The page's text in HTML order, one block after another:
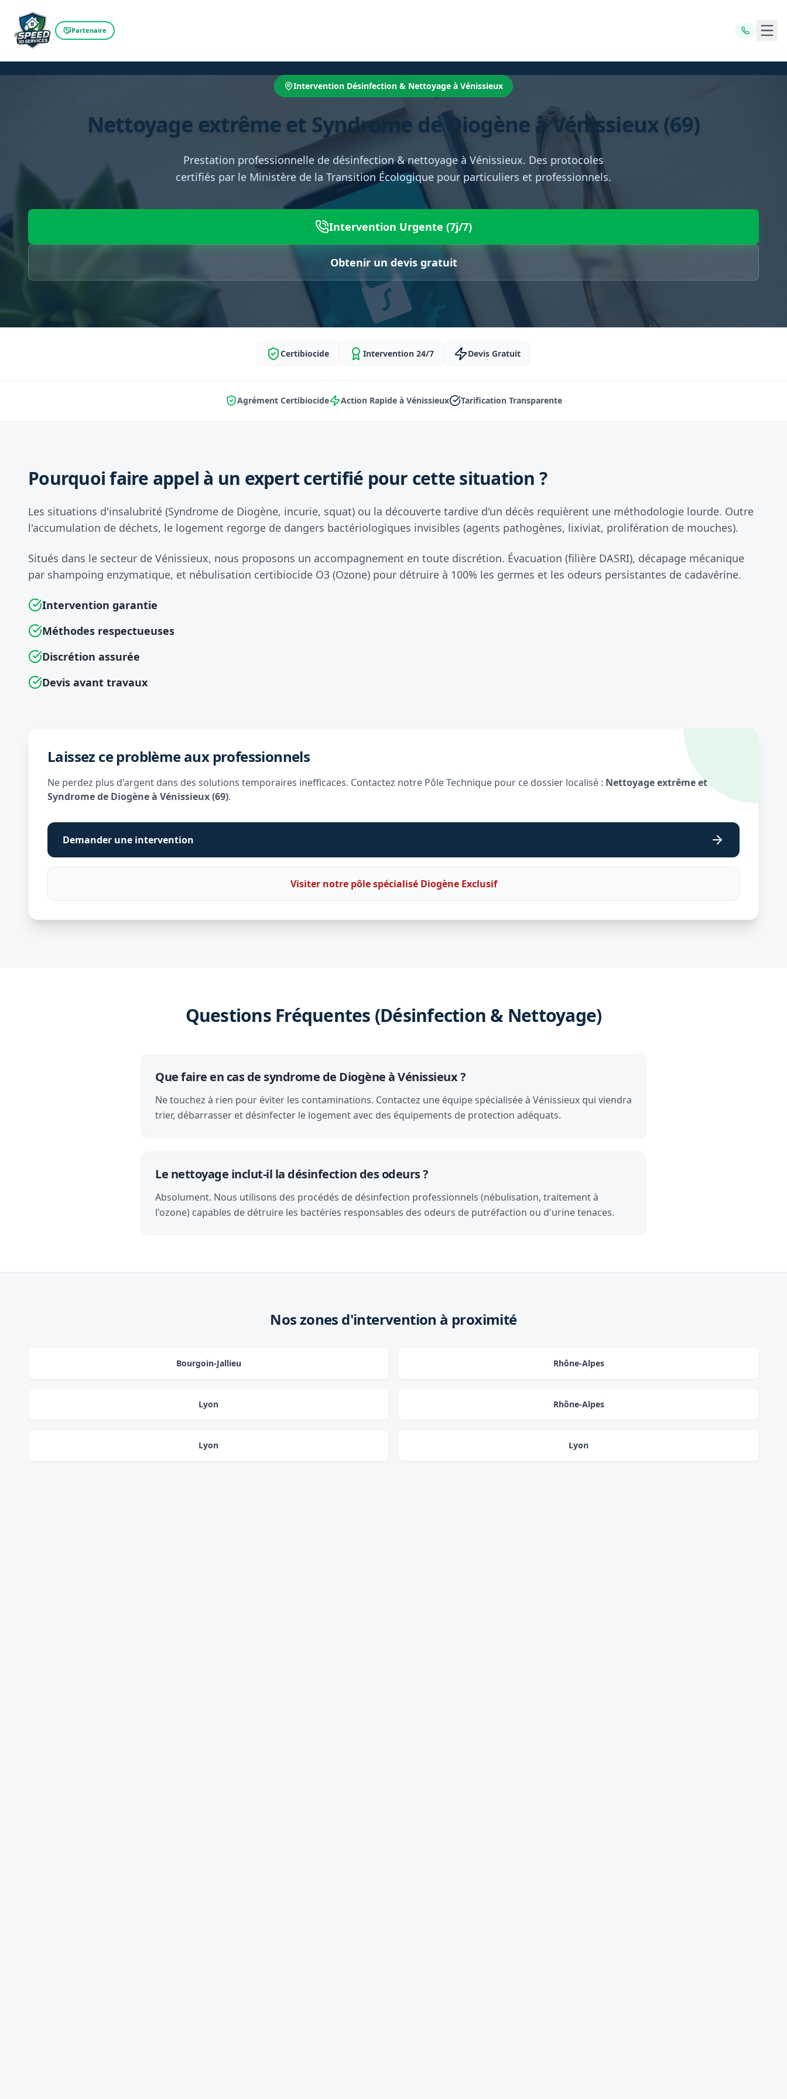
Partenaire
Intervention Désinfection & Nettoyage à Vénissieux
Nettoyage extrême et Syndrome de Diogène à Vénissieux (69)
Prestation professionnelle de désinfection & nettoyage à Vénissieux. Des protocoles
certifiés par le Ministère de la Transition Écologique pour particuliers et professionnels.
Intervention Urgente (7j/7)
Obtenir un devis gratuit
Certibiocide Intervention 24/7 Devis Gratuit
Agrément Certibiocide Action Rapide à Vénissieux Tarification Transparente
Pourquoi faire appel à un expert certifié pour cette situation ?
Les situations d'insalubrité (Syndrome de Diogène, incurie, squat) ou la découverte tardive d'un décès requièrent une méthodologie lourde. Outre
l'accumulation de déchets, le logement regorge de dangers bactériologiques invisibles (agents pathogènes, lixiviat, prolifération de mouches).
Situés dans le secteur de Vénissieux, nous proposons un accompagnement en toute discrétion. Évacuation (filière DASRI), décapage mécanique
par shampoing enzymatique, et nébulisation certibiocide O3 (Ozone) pour détruire à 100% les germes et les odeurs persistantes de cadavérine.
Intervention garantie
Méthodes respectueuses
Discrétion assurée
Devis avant travaux
Laissez ce problème aux professionnels
Ne perdez plus d'argent dans des solutions temporaires inefficaces. Contactez notre Pôle Technique pour ce dossier localisé : Nettoyage extrême et
Syndrome de Diogène à Vénissieux (69).
Demander une intervention
Visiter notre pôle spécialisé Diogène Exclusif
Questions Fréquentes (Désinfection & Nettoyage)
Que faire en cas de syndrome de Diogène à Vénissieux ?
Ne touchez à rien pour éviter les contaminations. Contactez une équipe spécialisée à Vénissieux qui viendra
trier, débarrasser et désinfecter le logement avec des équipements de protection adéquats.
Le nettoyage inclut-il la désinfection des odeurs ?
Absolument. Nous utilisons des procédés de désinfection professionnels (nébulisation, traitement à
l'ozone) capables de détruire les bactéries responsables des odeurs de putréfaction ou d'urine tenaces.
Nos zones d'intervention à proximité
Bourgoin-Jallieu Rhône-Alpes
Lyon Rhône-Alpes
Lyon Lyon